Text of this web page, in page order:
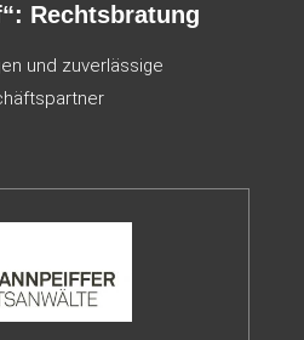
Rechtsbratung
und zuverlässige